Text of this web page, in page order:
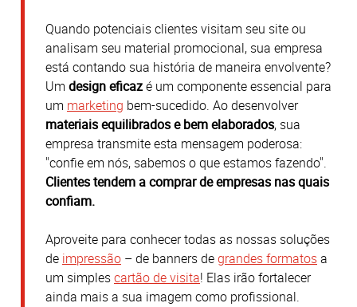
Quando potenciais clientes visitam seu site ou
analisam seu material promocional, sua empresa
está contando sua história de maneira envolvente?
Um design eficazé um componente essencial para
um marketing bem-sucedido. Ao desenvolver
materiais equilibrados e bem elaborados, sua
empresa transmite esta mensagem poderosa:
"confie em nós, sabemos o que estamos fazendo".
Clientes tendem a comprar de empresas nas quais
confiam.
Aproveite para conhecer todas as nossas soluções
de impressão – de banners degrandes formatosa
um simplescartão de visita! Elas irão fortalecer
ainda mais a sua imagem como profissional.